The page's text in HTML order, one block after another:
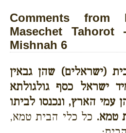
Comments from
Masechet
Mishnah 6
(ישראלים) שהן גבאין
ישראל כסף גולגולתא
עמי הארץ, ונכנסו לביתו
טמא. כל כלי הבית טמא,